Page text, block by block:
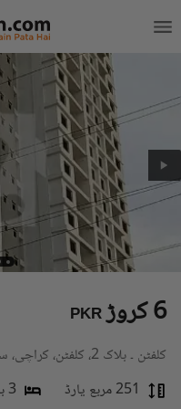
PKR 6 کروڑ
کلفٹن ۔ بلاک 2، کلفٹن، کراچی، سندھ
251 مربع یارڈ
3 بیڈ